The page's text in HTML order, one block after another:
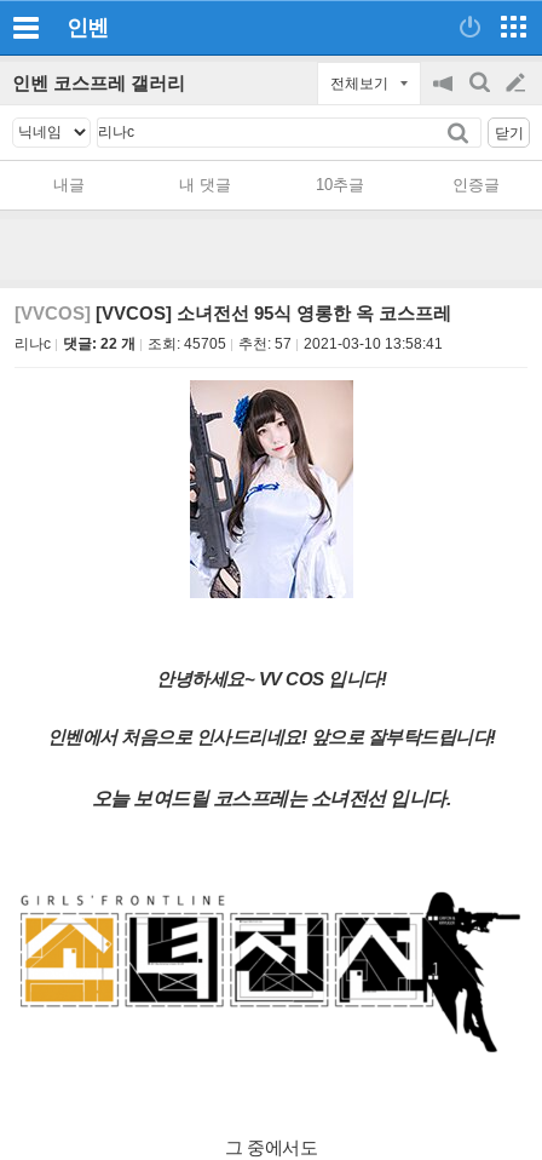
인벤
인벤 코스프레 갤러리 전체보기
공
지
on/off
검
글
쓰
닫기
내글 내 댓글 10추글 인증글
[VVCOS] [VVCOS] 소녀전선 95식 영롱한 옥 코스프레
리나c 댓글: 22 개 조회: 45705 추천: 57 2021-03-10 13:58:41
안녕하세요~ VV COS 입니다!
인벤에서 처음으로 인사드리네요! 앞으로 잘부탁드립니다!
오늘 보여드릴 코스프레는 소녀전선 입니다.
그 중에서도